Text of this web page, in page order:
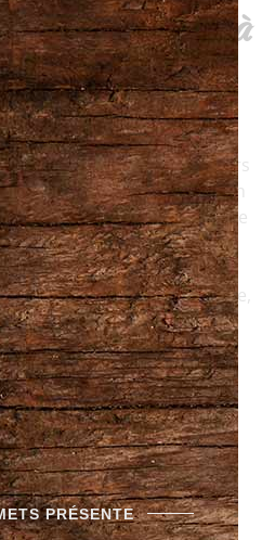
et d'ailleurs à
Québec réside dans leur
à travers des saveurs
la douceur crémeuse d’un
d’un bleu affiné, chaque
Mais notre passion ne
de charcuteries
fromagers. Ensemble,
capturant l’essence
belle province.
Charcuteries
PRÉSENTE